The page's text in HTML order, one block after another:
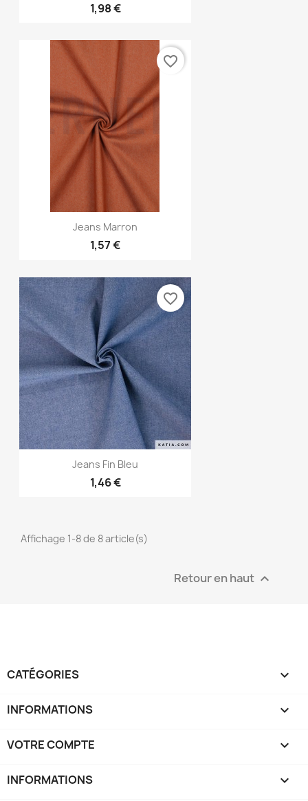
1,98 €
Aperçu rapide
Jeans Marron
1,57 €
favorite_border
Aperçu rapide
Jeans Fin Bleu
1,46 €
favorite_border
Affichage 1-8 de 8 article(s)
Retour en haut 
CATÉGORIES 
INFORMATIONS 
VOTRE COMPTE 
INFORMATIONS keyboard_arrow_down